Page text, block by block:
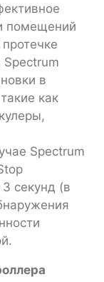
помещений
в
как
Spectrum
секунд (в